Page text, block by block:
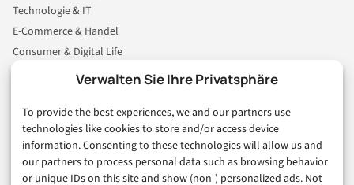
Verwalten Sie Ihre Privatsphäre
To provide the best experiences, we and our partners use
technologies like cookies to store and/or access device
information. Consenting to these technologies will allow us and
our partners to process personal data such as browsing behavior
or unique IDs on this site and show (non-) personalized ads. Not
Technologie & IT
E-Commerce & Handel
Consumer & Digital Life
Business & Karriere
Sicherheit & Recht
Digitalisierung
Marketing